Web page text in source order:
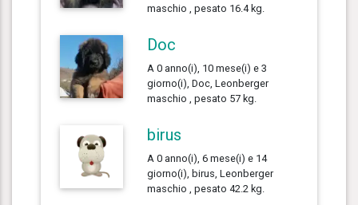
maschio , pesato 16.4 kg.
Doc
A 0 anno(i), 10 mese(i) e 3
giorno(i), Doc, Leonberger
maschio , pesato 57 kg.
birus
A 0 anno(i), 6 mese(i) e 14
giorno(i), birus, Leonberger
maschio , pesato 42.2 kg.